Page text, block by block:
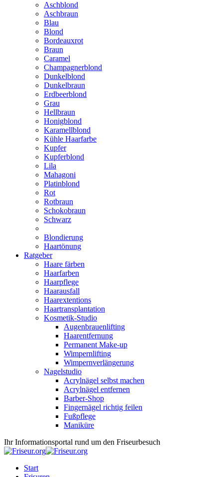
Aschblond
Aschbraun
Blau
Blond
Bordeauxrot
Braun
Caramel
Champagnerblond
Dunkelblond
Dunkelbraun
Erdbeerblond
Grau
Hellbraun
Honigblond
Karamellblond
Kühle Haarfarbe
Kupfer
Kupferblond
Lila
Mahagoni
Platinblond
Rot
Rotbraun
Schokobraun
Schwarz
Blondierung
Haartönung
Ratgeber
Haare färben
Haarfarben
Haarpflege
Haarausfall
Haarextentions
Haartransplantation
Kosmetik-Studio
Augenbrauenlifting
Haarentfernung
Permanent Make-up
Wimpernlifting
Wimpernverlängerung
Nagelstudio
Acrylnägel selbst machen
Acrylnägel entfernen
Barber-Shop
Fingernägel richtig feilen
Fußpflege
Maniküre
Ihr Informationsportal rund um den Friseurbesuch
Start